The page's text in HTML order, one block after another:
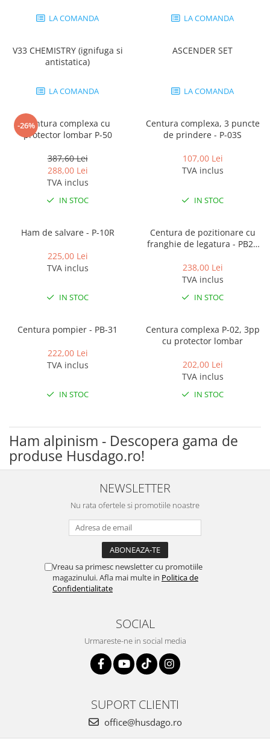
LA COMANDA LA COMANDA
V33 CHEMISTRY (ignifuga si
antistatica)
LA COMANDA
ASCENDER SET
LA COMANDA
-26%
Centura complexa cu
protector lombar P-50
387,60 Lei
288,00 Lei
TVA inclus
IN STOC
Centura complexa, 3 puncte
de prindere - P-03S
107,00 Lei
TVA inclus
IN STOC
Ham de salvare - P-10R
225,00 Lei
TVA inclus
IN STOC
Centura de pozitionare cu
franghie de legatura - PB20
238,00 Lei
TVA inclus
IN STOC
Centura pompier - PB-31
222,00 Lei
TVA inclus
IN STOC
Centura complexa P-02, 3pp
cu protector lombar
202,00 Lei
TVA inclus
IN STOC
Ham alpinism - Descopera gama de
produse Husdago.ro!
NEWSLETTER
Nu rata ofertele si promotiile noastre
Vreau sa primesc newsletter cu promotiile
magazinului. Afla mai multe in Politica de
Confidentialitate
SOCIAL
Urmareste-ne in social media
SUPORT CLIENTI
office@husdago.ro